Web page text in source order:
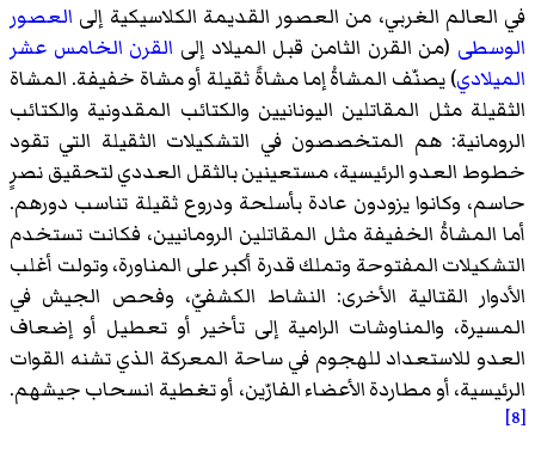
في العالم الغربي، من العصور القديمة الكلاسيكية إلى العصور
الوسطى (من القرن الثامن قبل الميلاد إلى القرن الخامس عشر
الميلادي) يصنّف المشاةُ إما مشاةً ثقيلة أو مشاة خفيفة. المشاة
الثقيلة مثل المقاتلين اليونانيين والكتائب المقدونية والكتائب
الرومانية: هم المتخصصون في التشكيلات الثقيلة التي تقود
خطوط العدو الرئيسية، مستعينين بالثقل العددي لتحقيق نصرٍ
حاسم، وكانوا يزودون عادة بأسلحة ودروع ثقيلة تناسب دورهم.
أما المشاةُ الخفيفة مثل المقاتلين الرومانيين، فكانت تستخدم
التشكيلات المفتوحة وتملك قدرة أكبر على المناورة، وتولت أغلب
الأدوار القتالية الأخرى: النشاط الكشفيّ، وفحص الجيش في
المسيرة، والمناوشات الرامية إلى تأخير أو تعطيل أو إضعاف
العدو للاستعداد للهجوم في ساحة المعركة الذي تشنه القوات
الرئيسية، أو مطاردة الأعضاء الفارّين، أو تغطية انسحاب جيشهم.
[8]